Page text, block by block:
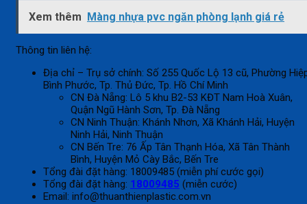
Xem thêm Màng nhựa pvc ngăn phòng lạnh giá rẻ
Thông tin liên hệ:
Địa chỉ – Trụ sở chính: Số 255 Quốc Lộ 13 cũ, Phường
Bình Phước, Tp. Thủ Đức, Tp. Hồ Chí Minh
CN Đà Nẵng: Lô 5 khu B2-53 KĐT Nam Hoà Xuân,
Quận Ngũ Hành Sơn, Tp. Đà Nẵng
CN Ninh Thuận: Khánh Nhơn, Xã Khánh Hải, Huyện
Ninh Hải, Ninh Thuận
CN Bến Tre: 76 Ấp Tân Thạnh Hóa, Xã Tân Thành
Bình, Huyện Mỏ Cày Bắc, Bến Tre
Tổng đài đặt hàng: 18009485 (miễn phí cước gọi)
Tổng đài đặt hàng: 18009485 (miễn cước)
Email: info@thuanthienplastic.com.vn